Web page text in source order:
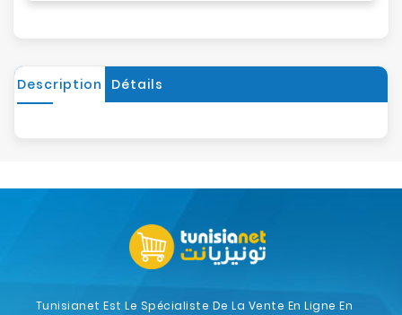
Description Détails
Tunisianet Est Le Spécialiste De La Vente En Ligne En